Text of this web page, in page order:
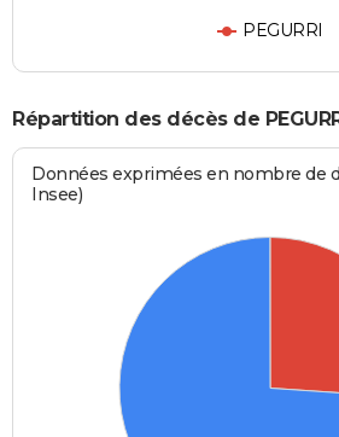
PEGURRI
Répartition des décès de
Données exprimées en nombre de
Insee)